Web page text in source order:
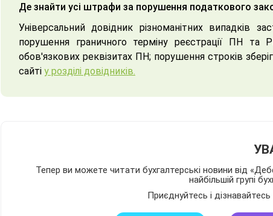
Де знайти усі штрафи за порушення податкового
Універсальний довідник різноманітних випадків
порушення граничного терміну реєстрації ПН
обов'язкових реквізитах ПН; порушення строків
сайті у розділі довідників.
Тепер ви можете читати бухгалтерські новини від
найбільшій групі
Приєднуйтесь і